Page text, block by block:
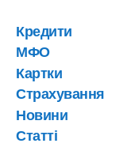
Кредити
МФО
Картки
Страхування
Новини
Статті